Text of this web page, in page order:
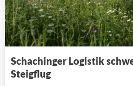
Schachinger Logistik
Steigflug